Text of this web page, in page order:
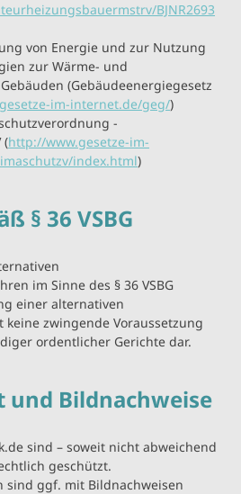
BJNR2693
von Energie und zur Nutzung
zur Wärme- und
(Gebäudeenergiegesetz
im-internet.de/geg/)
-
(http://www.gesetze-im-
index.html)
§ 36 VSBG
im Sinne des § 36 VSBG
einer alternativen
zwingende Voraussetzung
ordentlicher Gerichte dar.
und Bildnachweise
sind – soweit nicht abweichend
geschützt.
sind ggf. mit Bildnachweisen